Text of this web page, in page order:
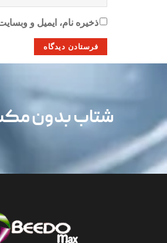
ذخیره نام، ایمیل و
شتاب بدون